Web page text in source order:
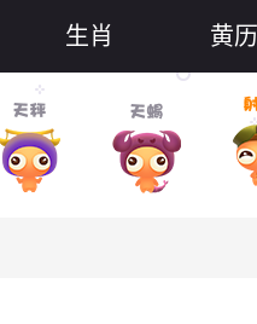
生肖 黄历